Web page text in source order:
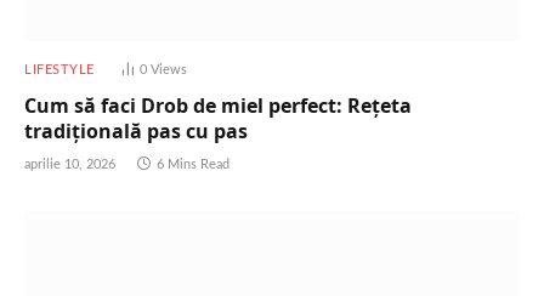
LIFESTYLE 0 Views
Cum să faci Drob de miel perfect: Rețeta
tradițională pas cu pas
aprilie 10, 2026 6 Mins Read